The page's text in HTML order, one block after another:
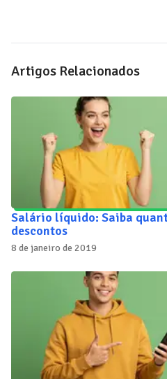
Artigos Relacionados
Salário líquido: Saiba
descontos
8 de janeiro de 2019